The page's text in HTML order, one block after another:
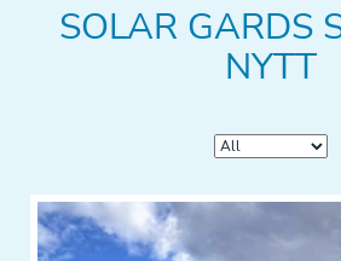
SOLAR GARDS
NYTT